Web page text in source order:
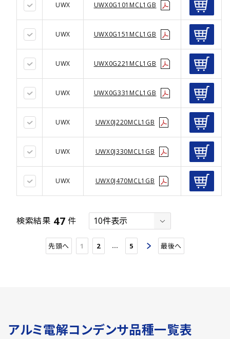
UWX UWX0G101MCL1GB
UWX UWX0G151MCL1GB
UWX UWX0G221MCL1GB
UWX UWX0G331MCL1GB
UWX UWX0J220MCL1GB
UWX UWX0J330MCL1GB
UWX UWX0J470MCL1GB
検索結果 47 件
先頭へ 1 2 … 5 最後へ
アルミ電解コンデンサ品種一覧表